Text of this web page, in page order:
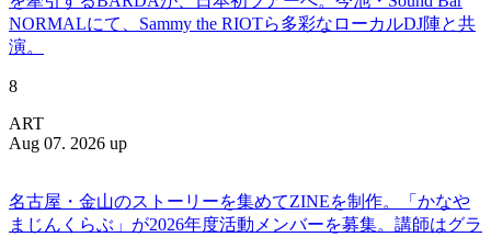
NORMALにて、Sammy the RIOTら多彩なローカルDJ陣と共
演。
8
ART
Aug 07. 2026 up
名古屋・金山のストーリーを集めてZINEを制作。「かなや
まじんくらぶ」が2026年度活動メンバーを募集。講師はグラ